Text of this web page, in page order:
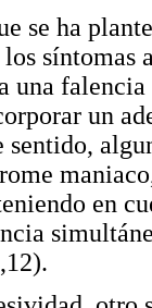
se ha
una
un
sentido,
en